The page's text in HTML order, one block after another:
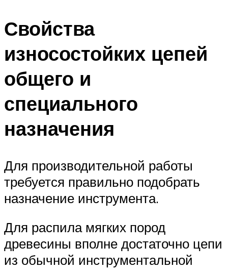
Свойства
износостойких цепей
общего и
специального
назначения
Для производительной работы
требуется правильно подобрать
назначение инструмента.
Для распила мягких пород
древесины вполне достаточно цепи
из обычной инструментальной